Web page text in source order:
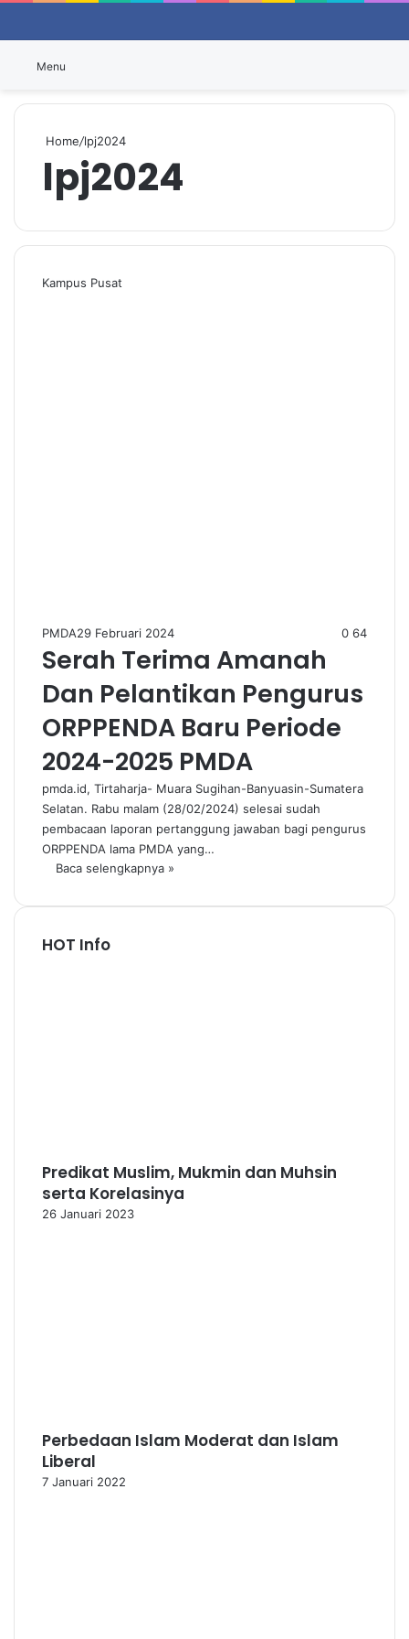
Menu
Home/lpj2024
lpj2024
Kampus Pusat
PMDA29 Februari 2024 0 64
Serah Terima Amanah
Dan Pelantikan Pengurus
ORPPENDA Baru Periode
2024-2025 PMDA
pmda.id, Tirtaharja- Muara Sugihan-Banyuasin-Sumatera
Selatan. Rabu malam (28/02/2024) selesai sudah
pembacaan laporan pertanggung jawaban bagi pengurus
ORPPENDA lama PMDA yang…
Baca selengkapnya »
HOT Info
Predikat Muslim, Mukmin dan Muhsin
serta Korelasinya
26 Januari 2023
Perbedaan Islam Moderat dan Islam
Liberal
7 Januari 2022